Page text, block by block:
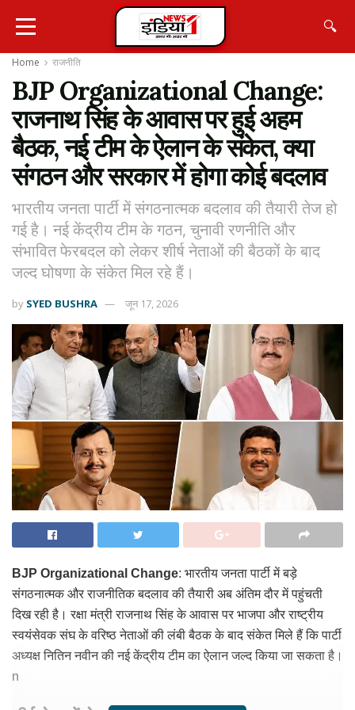
🔍
Home राजनीति
BJP Organizational Change:
राजनाथ सिंह के आवास पर हुई अहम
बैठक, नई टीम के ऐलान के संकेत, क्या
संगठन और सरकार में होगा कोई बदलाव
भारतीय जनता पार्टी में संगठनात्मक बदलाव की तैयारी तेज हो
गई है। नई केंद्रीय टीम के गठन, चुनावी रणनीति और
संभावित फेरबदल को लेकर शीर्ष नेताओं की बैठकों के बाद
जल्द घोषणा के संकेत मिल रहे हैं।
by SYED BUSHRA जून 17, 2026
BJP Organizational Change: भारतीय जनता पार्टी में बड़े
संगठनात्मक और राजनीतिक बदलाव की तैयारी अब अंतिम दौर में पहुंचती
दिख रही है। रक्षा मंत्री राजनाथ सिंह के आवास पर भाजपा और राष्ट्रीय
स्वयंसेवक संघ के वरिष्ठ नेताओं की लंबी बैठक के बाद संकेत मिले हैं कि पार्टी
अध्यक्ष नितिन नवीन की नई केंद्रीय टीम का ऐलान जल्द किया जा सकता है।
n